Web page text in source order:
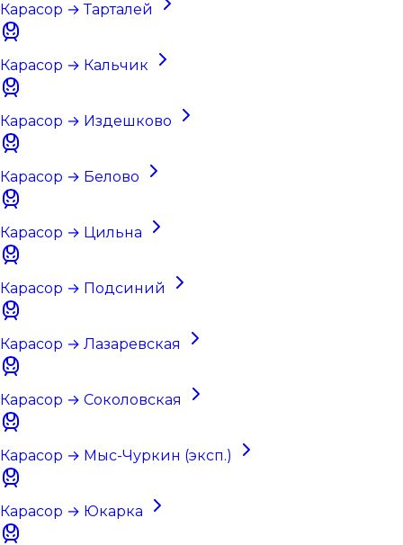
Карасор → Тарталей
Карасор → Кальчик
Карасор → Издешково
Карасор → Белово
Карасор → Цильна
Карасор → Подсиний
Карасор → Лазаревская
Карасор → Соколовская
Карасор → Мыс-Чуркин (эксп.)
Карасор → Юкарка